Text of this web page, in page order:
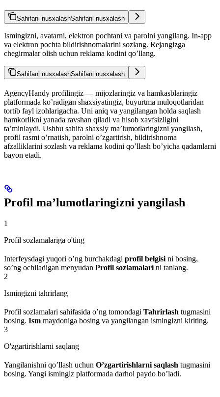
Sahifani nusxalashSahifani nusxalash
Ismingizni, avatarni, elektron pochtani va parolni yangilang. In-app
va elektron pochta bildirishnomalarini sozlang. Rejangizga
chegirmalar olish uchun reklama kodini qo’llang.
Sahifani nusxalashSahifani nusxalash
AgencyHandy profilingiz — mijozlaringiz va hamkasblaringiz
platformada ko’radigan shaxsiyatingiz, buyurtma muloqotlaridan
tortib fayl izohlarigacha. Uni aniq va yangilangan holda saqlash
hamkorlikni yanada ravshan qiladi va hisob xavfsizligini
ta’minlaydi. Ushbu sahifa shaxsiy ma’lumotlaringizni yangilash,
profil rasmi o’rnatish, parolni o’zgartirish, bildirishnoma
afzalliklarini sozlash va reklama kodini qo’llash bo’yicha qadamlarni
bayon etadi.
Profil ma’lumotlaringizni yangilash
1
Profil sozlamalariga o'ting
Interfeysdagi yuqori o’ng burchakdagi profil belgisi ni bosing,
so’ng ochiladigan menyudan Profil sozlamalari ni tanlang.
2
Ismingizni tahrirlang
Profil sozlamalari sahifasida o’ng tomondagi Tahrirlash tugmasini
bosing. Ism maydoniga bosing va yangilangan ismingizni kiriting.
3
O'zgartirishlarni saqlang
Yangilanishni qo’llash uchun O’zgartirishlarni saqlash tugmasini
bosing. Yangi ismingiz platformada darhol paydo bo’ladi.